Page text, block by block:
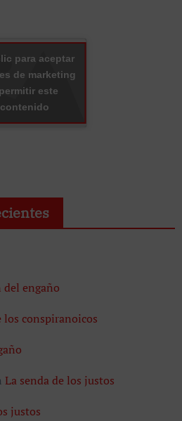
para aceptar
de marketing
este
contenido
del engaño
los conspiranoicos
La senda de los justos
justos